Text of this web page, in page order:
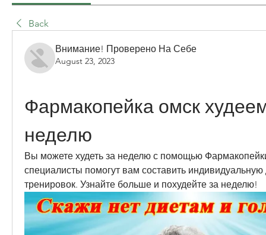
Back
Внимание! Проверено На Себе
August 23, 2023
Фармакопейка омск
неделю
Вы можете худеть за неделю с помощью
специалисты помогут вам составить
тренировок. Узнайте больше и похудейте за неделю!